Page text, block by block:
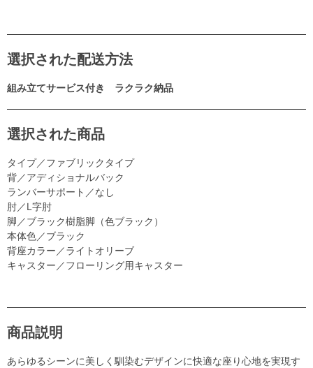
選択された配送方法
組み立てサービス付き ラクラク納品
選択された商品
タイプ／ファブリックタイプ
背／アディショナルバック
ランバーサポート／なし
肘／L字肘
脚／ブラック樹脂脚（色ブラック）
本体色／ブラック
背座カラー／ライトオリーブ
キャスター／フローリング用キャスター
商品説明
あらゆるシーンに美しく馴染むデザインに快適な座り心地を実現す